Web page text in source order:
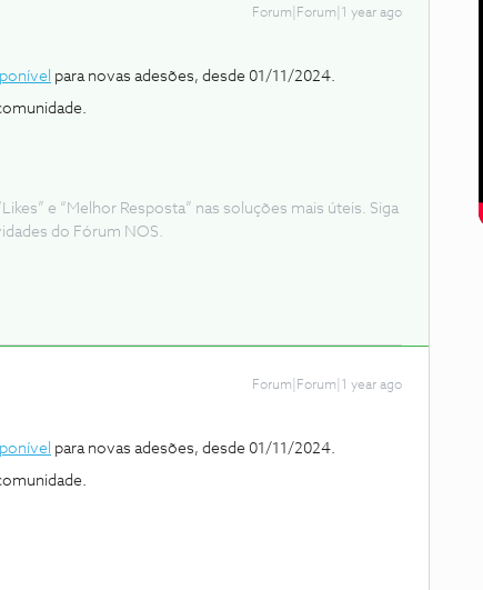
Forum|Forum|1 year ago
para novas adesões, desde 01/11/2024.
e “Melhor Resposta” nas soluções mais úteis. Siga
do Fórum NOS.
Forum|Forum|1 year ago
para novas adesões, desde 01/11/2024.